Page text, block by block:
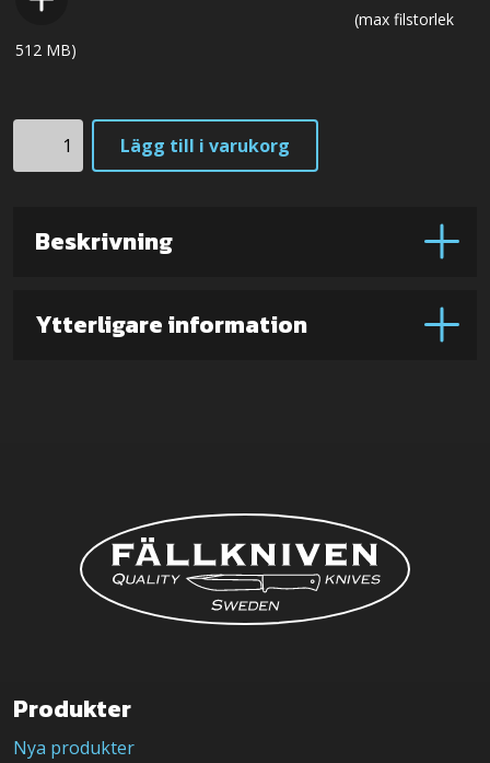
(max filstorlek
512 MB)
Elmax
(Svart
mängd
Lägg till i varukorg
Beskrivning
Ytterligare information
Produkter
Nya produkter